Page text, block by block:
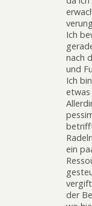
Ich
nach
und
Ich
etwas
ein
der